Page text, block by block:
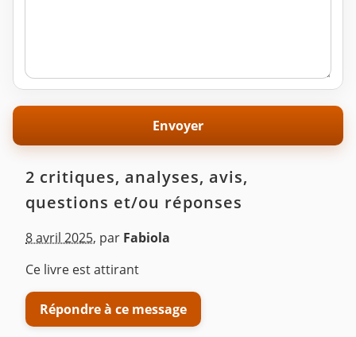
2 critiques, analyses, avis,
questions et/ou réponses
8 avril 2025, par Fabiola
Ce livre est attirant
Répondre à ce message